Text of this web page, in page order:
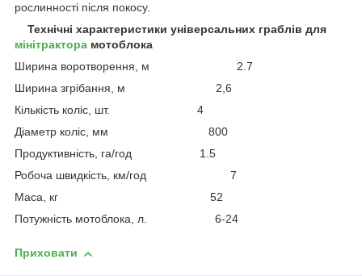
рослинності після покосу.
Технічні характеристики універсальних граблів для
мінітрактора мотоблока
Ширина воротворення, м 2.7
Ширина згрібання, м 2,6
Кількість коліс, шт. 4
Діаметр коліс, мм 800
Продуктивність, га/год 1.5
Робоча швидкість, км/год 7
Маса, кг 52
Потужність мотоблока, л. 6-24
Приховати